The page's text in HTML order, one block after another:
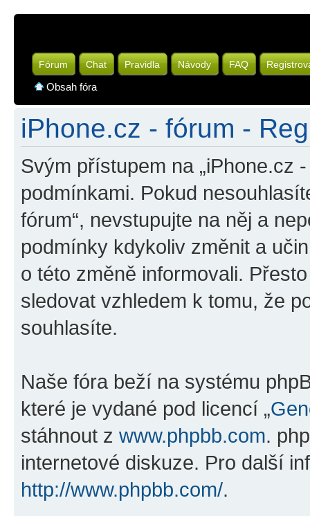
Fórum Chat Pravidla Návody FAQ
Obsah fóra
iPhone.cz - fórum -
Svým přístupem na „iPhone.cz
podmínkami. Pokud
fórum“, nevstupujte na něj a
podmínky kdykoliv změnit a
o této změně informovali.
sledovat vzhledem k tomu, že
souhlasíte.
Naše fóra beží na systému
které je vydané pod licencí „
stáhnout z www.phpbb.com.
internetové diskuze. Pro další
http://www.phpbb.com/.